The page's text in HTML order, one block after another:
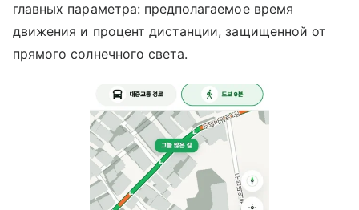
главных параметра: предполагаемое время
движения и процент дистанции, защищенной от
прямого солнечного света.